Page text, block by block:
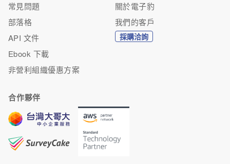
常見問題
部落格
API 文件
Ebook 下載
非營利組織優惠方案
關於電子豹
我們的客戶
採購洽詢
合作夥伴